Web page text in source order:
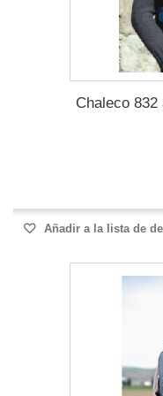
Chaleco
Añadir a la lista de